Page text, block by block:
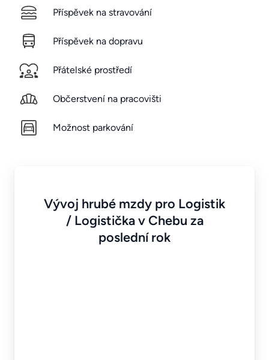
Příspěvek na stravování
Příspěvek na dopravu
Přátelské prostředí
Občerstvení na pracovišti
Možnost parkování
Vývoj hrubé mzdy pro Logistik
/ Logistička v Chebu za
poslední rok